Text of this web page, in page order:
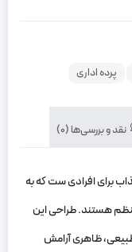
پرده اداری
نقد و بررسی‌ها (0)
برای افرادی‌ ست که به
هستند. طراحی این
ظاهری آرامش‌